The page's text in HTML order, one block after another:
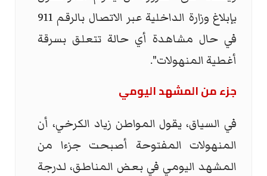
بإبلاغ وزارة الداخلية عبر الاتصال بالرقم 911
في حال مشاهدة أي حالة تتعلق بسرقة
أغطية المنهولات".
جزء من المشهد اليومي
في السياق، يقول المواطن زياد الكرخي، أن
المنهولات المفتوحة أصبحت جزءا من
المشهد اليومي في بعض المناطق، لدرجة